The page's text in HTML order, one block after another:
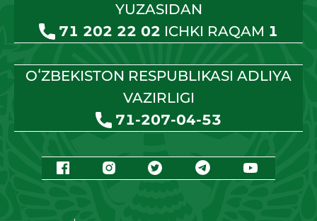
YUZASIDAN
71 202 22 02 ICHKI RAQAM 1
OʻZBEKISTON RESPUBLIKASI ADLIYA
VAZIRLIGI
71-207-04-53